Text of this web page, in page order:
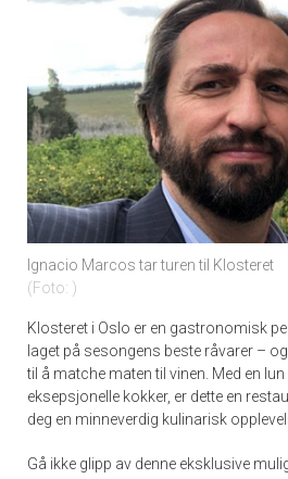
Ignacio Marcos tar turen til Klosteret
Foto:
Klosteret i Oslo er en gastronomisk
laget på sesongens beste råvarer –
til å matche maten til vinen. Med en
eksepsjonelle kokker, er dette en
deg en minneverdig kulinarisk
Gå ikke glipp av denne eksklusive